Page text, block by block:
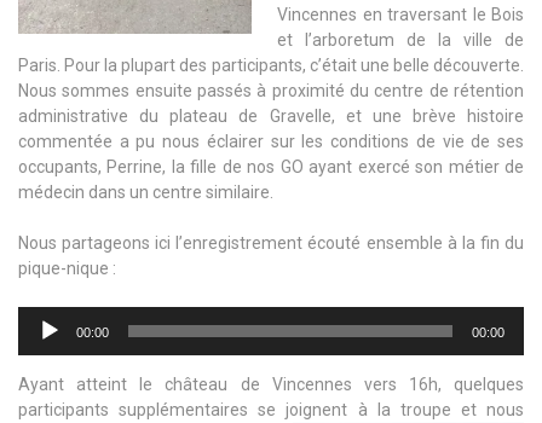
Vincennes en traversant le Bois
et l’arboretum de la ville de
Paris. Pour la plupart des participants, c’était une belle découverte.
Nous sommes ensuite passés à proximité du centre de rétention
administrative du plateau de Gravelle, et une brève histoire
commentée a pu nous éclairer sur les conditions de vie de ses
occupants, Perrine, la fille de nos GO ayant exercé son métier de
médecin dans un centre similaire.
Nous partageons ici l’enregistrement écouté ensemble à la fin du
pique-nique :
Lecteur
audio
00:00 00:00
Ayant atteint le château de Vincennes vers 16h, quelques
participants supplémentaires se joignent à la troupe et nous